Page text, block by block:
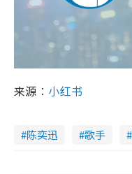
来源︰ 小红书
陈奕迅 歌手